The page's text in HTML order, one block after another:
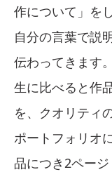
作について」を
自分の言葉で説
伝わってきます
生に比べると作
を、クオリティ
ポートフォリオ
品につき2ペー